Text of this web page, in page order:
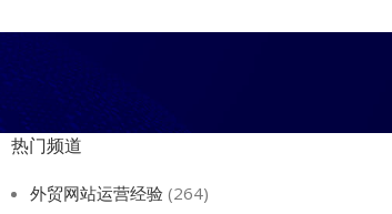
热门频道
外贸网站运营经验(264)